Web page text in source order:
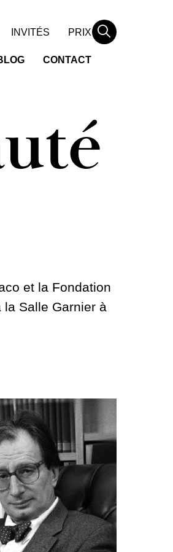
INVITÉS PRIX
CONTACT
Rechercher
et la Fondation
Salle Garnier à